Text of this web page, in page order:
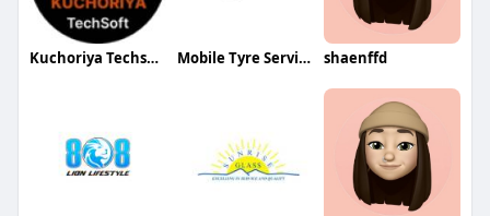
Kuchoriya Techsoft Mobile Tyre Services Melbourne shaenffd